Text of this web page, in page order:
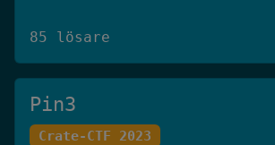
85 lösare
Pin3
Crate-CTF 2023